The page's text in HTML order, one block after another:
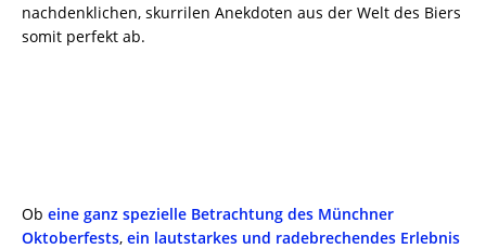
nachdenklichen, skurrilen Anekdoten aus der Welt des Biers
somit perfekt ab.
Ob eine ganz spezielle Betrachtung des Münchner
Oktoberfests, ein lautstarkes und radebrechendes Erlebnis